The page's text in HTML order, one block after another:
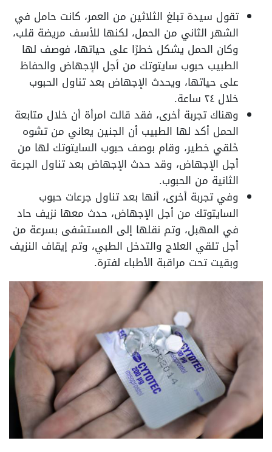
تقول سيدة تبلغ الثلاثين من العمر، كانت حامل في
الشهر الثاني من الحمل، لكنها للأسف مريضة قلب،
وكان الحمل يشكل خطرًا على حياتها، فوصف لها
الطبيب حبوب سايتوتك من أجل الإجهاض والحفاظ
على حياتها، ويحدث الإجهاض بعد تناول الحبوب
خلال ٢٤ ساعة.
وهناك تجربة أخرى، فقد قالت امرأة أن خلال متابعة
الحمل أكد لها الطبيب أن الجنين يعاني من تشوه
خَلقي خطير، وقام بوصف حبوب السايتوتك لها من
أجل الإجهاض، وقد حدث الإجهاض بعد تناول الجرعة
الثانية من الحبوب.
وفي تجربة أخرى، أنها بعد تناول جرعات حبوب
السايتوتك من أجل الإجهاض، حدث معها نزيف حاد
في المهبل، وتم نقلها إلى المستشفى بسرعة من
أجل تلقي العلاج والتدخل الطبي، وتم إيقاف النزيف
وبقيت تحت مراقبة الأطباء لفترة.